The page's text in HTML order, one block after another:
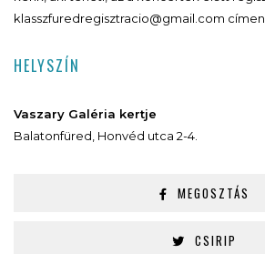
klasszfuredregisztracio@gmail.com címen.
HELYSZÍN
Vaszary Galéria kertje
Balatonfüred, Honvéd utca 2-4.
MEGOSZTÁS
CSIRIP